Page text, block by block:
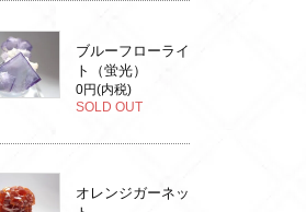
ブルーフローライ
ト（蛍光）
0円(内税)
SOLD OUT
オレンジガーネッ